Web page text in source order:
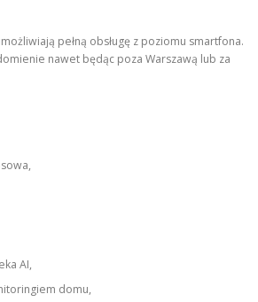
pełną obsługę z poziomu smartfona.
nawet będąc poza Warszawą lub za
AI,
domu,